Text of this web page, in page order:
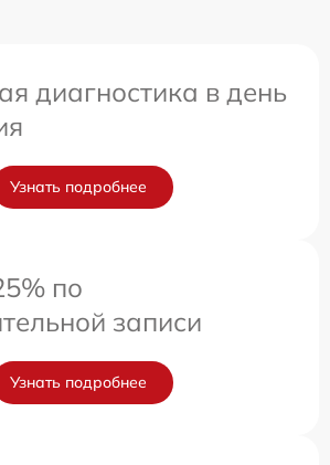
диагностика в день
Узнать подробнее
по
записи
Узнать подробнее